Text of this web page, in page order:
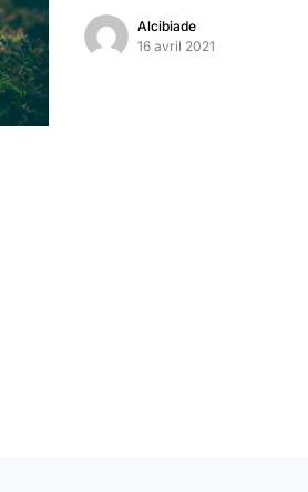
Alcibiade
16 avril 2021